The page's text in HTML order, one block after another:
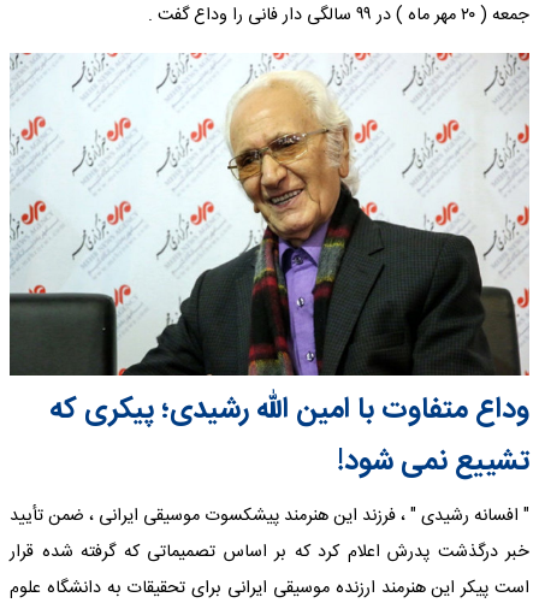
جمعه ( ۲۰ مهر ماه ) در ۹۹ سالگی دار فانی را وداع گفت .
وداع متفاوت با امین الله رشیدی؛ پیکری که
تشییع نمی شود!
" افسانه رشیدی " ، فرزند این هنرمند پیشکسوت موسیقی ایرانی ، ضمن تأیید
خبر درگذشت پدرش اعلام کرد که بر اساس تصمیماتی که گرفته شده قرار
است پیکر این هنرمند ارزنده موسیقی ایرانی برای تحقیقات به دانشگاه علوم